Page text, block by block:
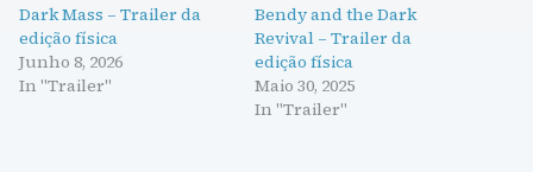
Dark Mass – Trailer da
edição física
Junho 8, 2026
In "Trailer"
Bendy and the Dark
Revival – Trailer da
edição física
Maio 30, 2025
In "Trailer"